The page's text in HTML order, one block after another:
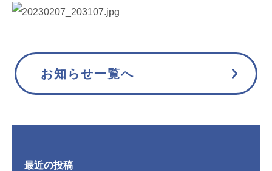
お知らせ一覧へ
最近の投稿